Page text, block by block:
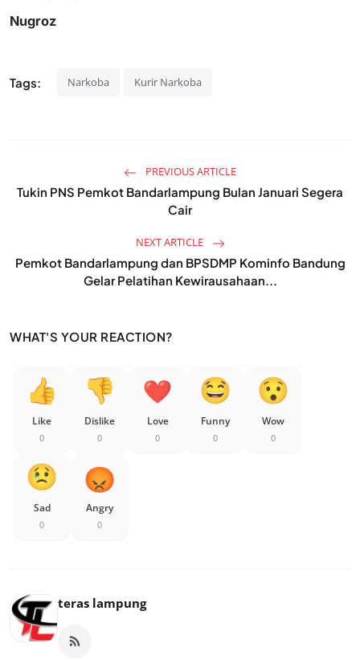
Nugroz
Tags: Narkoba Kurir Narkoba
PREVIOUS ARTICLE
Tukin PNS Pemkot Bandarlampung Bulan Januari Segera
Cair
NEXT ARTICLE
Pemkot Bandarlampung dan BPSDMP Kominfo Bandung
Gelar Pelatihan Kewirausahaan...
WHAT'S YOUR REACTION?
Like
0
Dislike
0
Love
0
Funny
0
Wow
0
Sad
0
Angry
0
teras lampung